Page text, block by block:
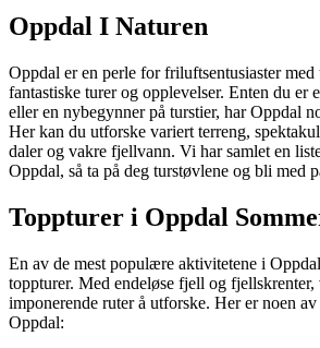
Oppdal I Naturen
Oppdal er en perle for friluftsentusiaster
fantastiske turer og opplevelser. Enten du er
eller en nybegynner på turstier, har Oppdal
Her kan du utforske variert terreng,
daler og vakre fjellvann. Vi har samlet en
Oppdal, så ta på deg turstøvlene og bli med
Toppturer i Oppdal
En av de mest populære aktivitetene i
toppturer. Med endeløse fjell og
imponerende ruter å utforske. Her er noen
Oppdal: